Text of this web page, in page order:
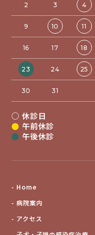
2 3 4
9 10 11
16 17 18
23 24 25
30 31
○ 休診日
● 午前休診
● 午後休診
Home
病院案内
アクセス